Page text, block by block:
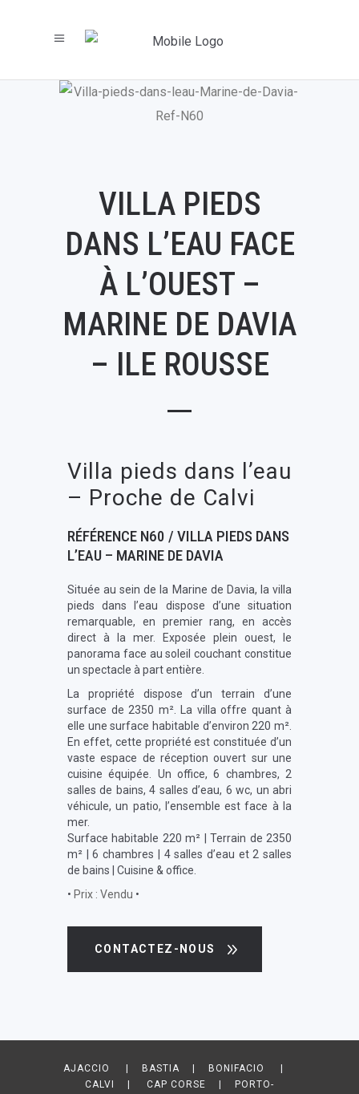
VILLA PIEDS
DANS L’EAU FACE
À L’OUEST –
MARINE DE DAVIA
– ILE ROUSSE
Villa pieds dans l’eau
– Proche de Calvi
RÉFÉRENCE N60 / VILLA PIEDS DANS
L’EAU – MARINE DE DAVIA
Située au sein de la Marine de Davia, la villa
pieds dans l’eau dispose d’une situation
remarquable, en premier rang, en accès
direct à la mer. Exposée plein ouest, le
panorama face au soleil couchant constitue
un spectacle à part entière.
La propriété dispose d’un terrain d’une
surface de 2350 m². La villa offre quant à
elle une surface habitable d’environ 220 m².
En effet, cette propriété est constituée d’un
vaste espace de réception ouvert sur une
cuisine équipée. Un office, 6 chambres, 2
salles de bains, 4 salles d’eau, 6 wc, un abri
véhicule, un patio, l’ensemble est face à la
mer.
Surface habitable 220 m² | Terrain de 2350
m² | 6 chambres | 4 salles d’eau et 2 salles
de bains | Cuisine & office.
• Prix : Vendu •
CONTACTEZ-NOUS
AJACCIO | BASTIA | BONIFACIO |
CALVI | CAP CORSE | PORTO-